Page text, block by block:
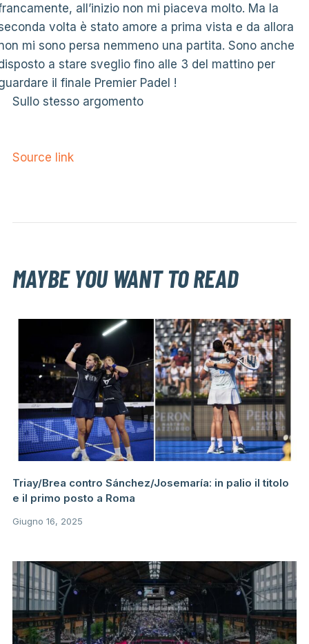
all’inizio non mi piaceva molto. Ma la
volta è stato amore a prima vista e da allora
mi sono persa nemmeno una partita. Sono anche
a stare sveglio fino alle 3 del mattino per
il finale Premier Padel !
Sullo stesso argomento
Source link
MAYBE YOU WANT TO READ
Triay/Brea contro Sánchez/Josemaría: in palio il titolo
e il primo posto a Roma
Giugno 16, 2025